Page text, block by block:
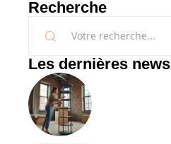
Recherche
Les dernières news